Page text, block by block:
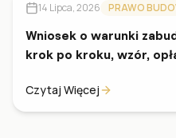
14 Lipca, 2026 PRAWO
Wniosek o warunki
krok po kroku, wzór,
Czytaj Więcej